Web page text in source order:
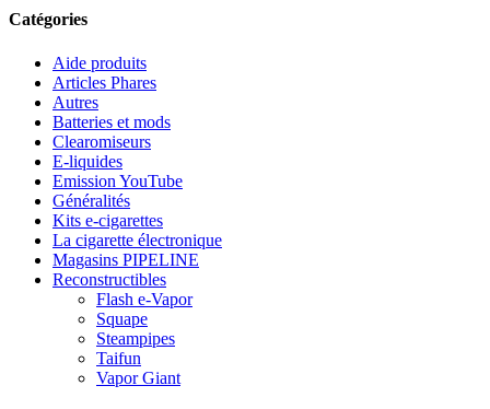
Catégories
Aide produits
Articles Phares
Autres
Batteries et mods
Clearomiseurs
E-liquides
Emission YouTube
Généralités
Kits e-cigarettes
La cigarette électronique
Magasins PIPELINE
Reconstructibles
Flash e-Vapor
Squape
Steampipes
Taifun
Vapor Giant